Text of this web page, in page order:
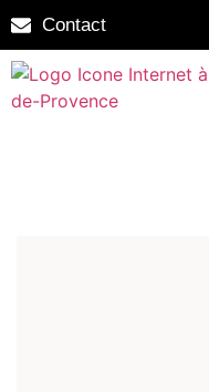
Contact